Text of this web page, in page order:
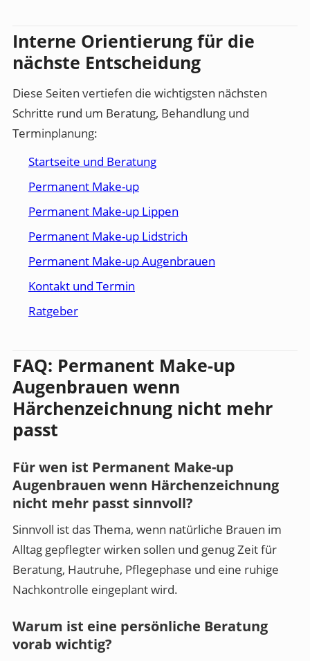
Interne Orientierung für die
nächste Entscheidung
Diese Seiten vertiefen die wichtigsten nächsten
Schritte rund um Beratung, Behandlung und
Terminplanung:
Startseite und Beratung
Permanent Make-up
Permanent Make-up Lippen
Permanent Make-up Lidstrich
Permanent Make-up Augenbrauen
Kontakt und Termin
Ratgeber
FAQ: Permanent Make-up
Augenbrauen wenn
Härchenzeichnung nicht mehr
passt
Für wen ist Permanent Make-up
Augenbrauen wenn Härchenzeichnung
nicht mehr passt sinnvoll?
Sinnvoll ist das Thema, wenn natürliche Brauen im
Alltag gepflegter wirken sollen und genug Zeit für
Beratung, Hautruhe, Pflegephase und eine ruhige
Nachkontrolle eingeplant wird.
Warum ist eine persönliche Beratung
vorab wichtig?